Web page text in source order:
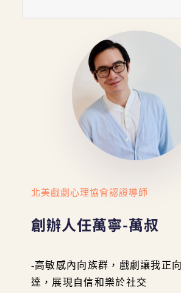
北美戲劇心理協會認證導師
創辦人任萬寧-萬叔
-高敏感內向族群，戲劇讓我正
達，展現自信和樂於社交